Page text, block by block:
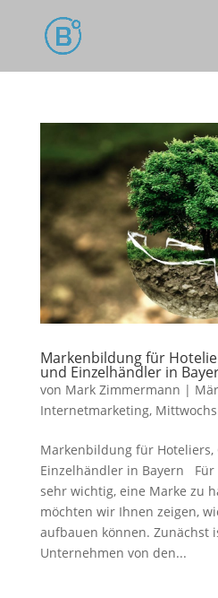
Markenbildung für
und Einzelhändler in
von Mark Zimmermann |
Internetmarketing,
Markenbildung für Hoteliers,
Einzelhändler in Bayern
sehr wichtig, eine Marke zu
möchten wir Ihnen zeigen,
aufbauen können. Zunächst
Unternehmen von den...